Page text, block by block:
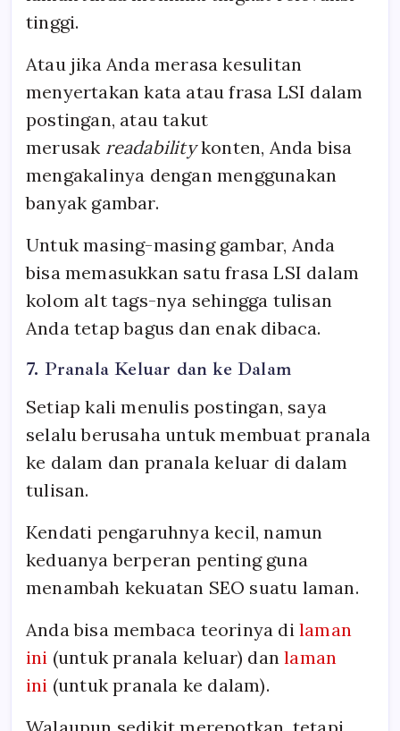
tinggi.
Atau jika Anda merasa kesulitan
menyertakan kata atau frasa LSI dalam
postingan, atau takut
merusak readabilitykonten, Anda bisa
mengakalinya dengan menggunakan
banyak gambar.
Untuk masing-masing gambar, Anda
bisa memasukkan satu frasa LSI dalam
kolom alt tags-nya sehingga tulisan
Anda tetap bagus dan enak dibaca.
7. Pranala Keluar dan ke Dalam
Setiap kali menulis postingan, saya
selalu berusaha untuk membuat pranala
ke dalam dan pranala keluar di dalam
tulisan.
Kendati pengaruhnya kecil, namun
keduanya berperan penting guna
menambah kekuatan SEO suatu laman.
Anda bisa membaca teorinya di laman
ini (untuk pranala keluar) danlaman
ini (untuk pranala ke dalam).